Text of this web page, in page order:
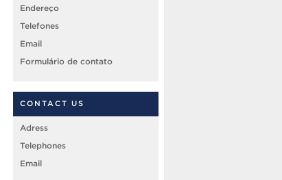
Endereço
Telefones
Email
Formulário de contato
CONTACT US
Adress
Telephones
Email